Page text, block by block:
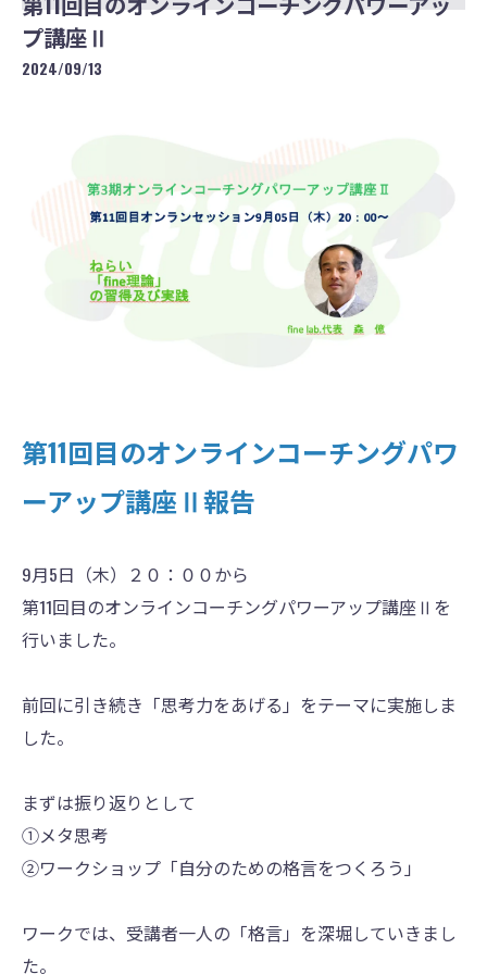
プ講座Ⅱ
2024/09/13
第11回目のオンラインコーチングパワ
ーアップ講座Ⅱ報告
9月5日（木）２０：００から
第11回目のオンラインコーチングパワーアップ講座Ⅱを
行いました。
前回に引き続き「思考力をあげる」をテーマに実施しま
した。
まずは振り返りとして
①メタ思考
②ワークショップ「自分のための格言をつくろう」
ワークでは、受講者一人の「格言」を深堀していきまし
た。